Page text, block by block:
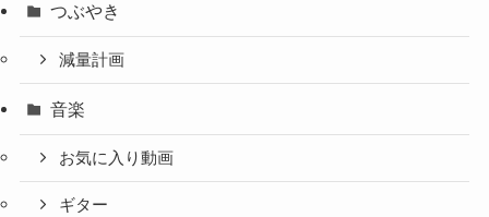
つぶやき
減量計画
音楽
お気に入り動画
ギター